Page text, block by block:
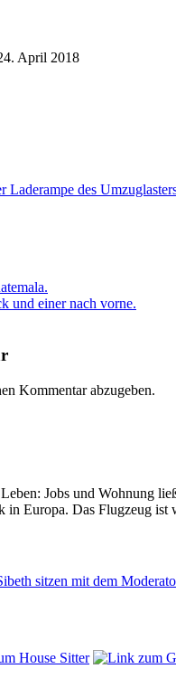
April 2018
und einer nach vorne.
Kommentar abzugeben.
Jobs und Wohnung
Europa. Das Flugzeug